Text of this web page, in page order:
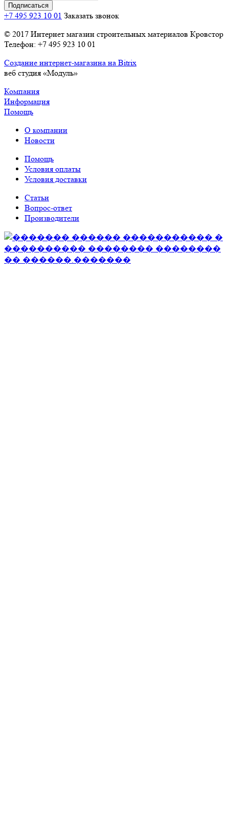
+7 495 923 10 01 Заказать звонок
© 2017 Интернет магазин строительных материалов Кровстор
Телефон: +7 495 923 10 01
Создание интернет-магазина на Bitrix
веб студия «Модуль»
Компания
Информация
Помощь
О компании
Новости
Помощь
Условия оплаты
Условия доставки
Статьи
Вопрос-ответ
Производители